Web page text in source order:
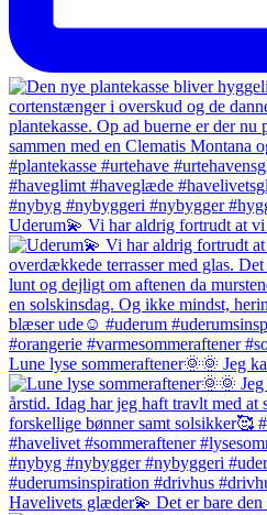
Uderum💫 Vi har aldrig fortrudt at
Lune lyse sommeraftener🌞🌞 Jeg
Havelivets glæder💫 Det er bare den